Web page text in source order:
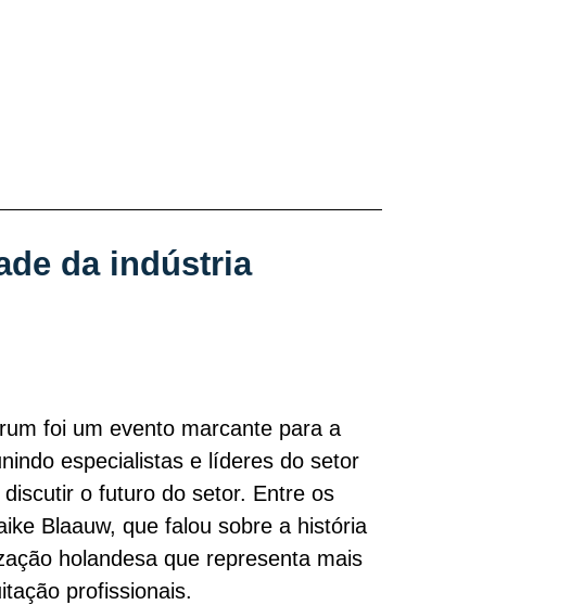
da indústria
foi um evento marcante para a
especialistas e líderes do setor
o futuro do setor. Entre os
Blaauw, que falou sobre a história
holandesa que representa mais
profissionais.